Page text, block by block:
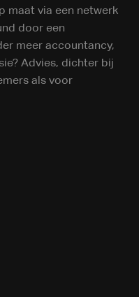
maat via een netwerk
door een
meer accountancy,
Advies, dichter bij
als voor